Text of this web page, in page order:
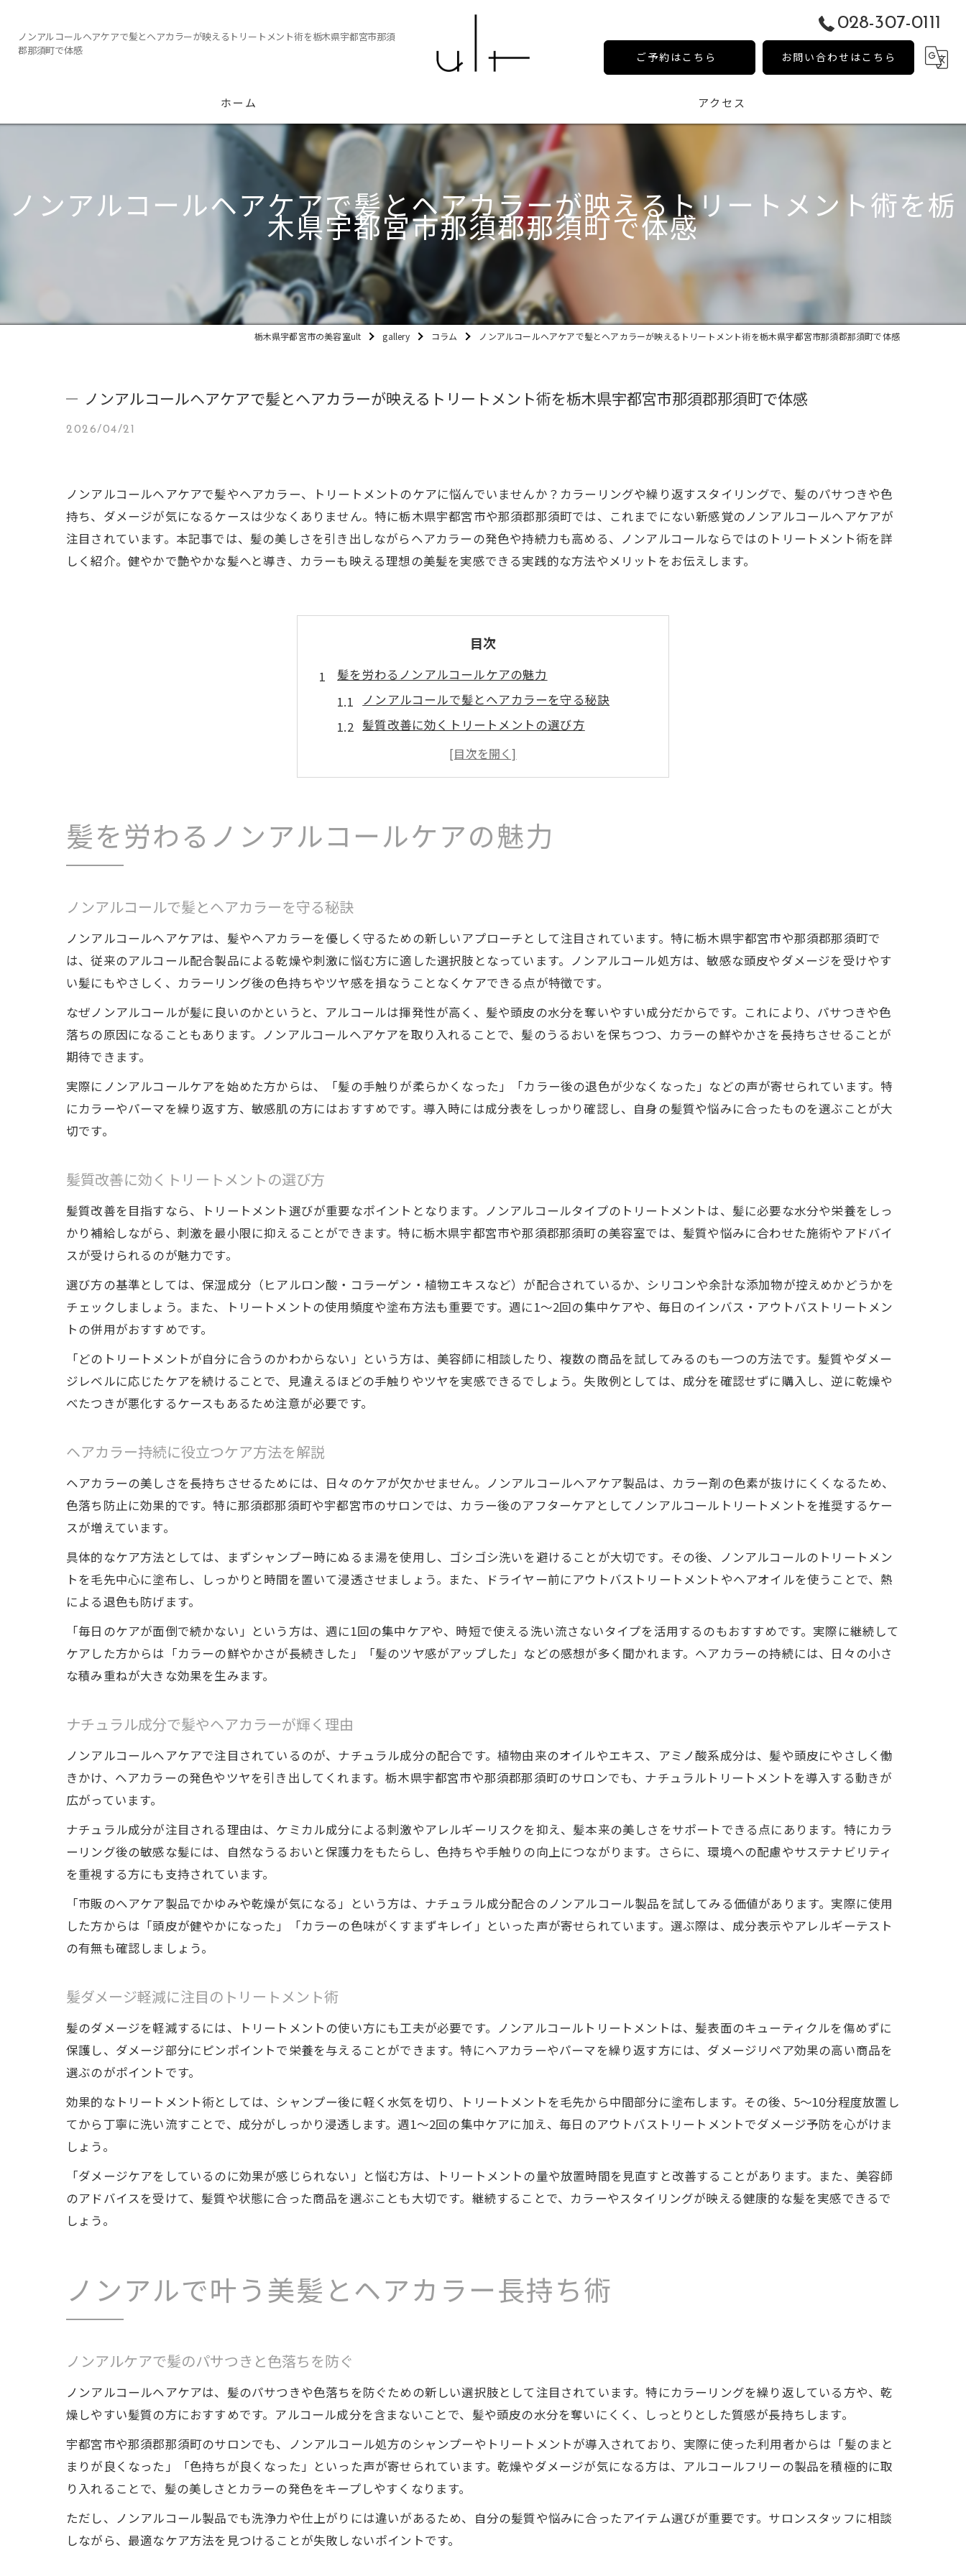
ノンアルコールヘアケアで髪とヘアカラーが映えるトリートメント術を栃木県宇都宮市那須
郡那須町で体感
028-307-0111
ご予約はこちら お問い合わせはこちら
ホーム アクセス
ノンアルコールヘアケアで髪とヘアカラーが映えるトリートメント術を栃
木県宇都宮市那須郡那須町で体感
栃木県宇都宮市の美容室ult gallery コラム ノンアルコールヘアケアで髪とヘアカラーが映えるトリートメント術を栃木県宇都宮市那須郡那須町で体感
ノンアルコールヘアケアで髪とヘアカラーが映えるトリートメント術を栃木県宇都宮市那須郡那須町で体感
2026/04/21
ノンアルコールヘアケアで髪やヘアカラー、トリートメントのケアに悩んでいませんか？カラーリングや繰り返すスタイリングで、髪のパサつきや色
持ち、ダメージが気になるケースは少なくありません。特に栃木県宇都宮市や那須郡那須町では、これまでにない新感覚のノンアルコールヘアケアが
注目されています。本記事では、髪の美しさを引き出しながらヘアカラーの発色や持続力も高める、ノンアルコールならではのトリートメント術を詳
しく紹介。健やかで艶やかな髪へと導き、カラーも映える理想の美髪を実感できる実践的な方法やメリットをお伝えします。
目次
髪を労わるノンアルコールケアの魅力
ノンアルコールで髪とヘアカラーを守る秘訣
髪質改善に効くトリートメントの選び方
ヘアカラー持続に役立つケア方法を解説
ナチュラル成分で髪やヘアカラーが輝く理由
ノンアルで叶う美髪とヘアカラー長持ち術
ノンアルケアで髪のパサつきと色落ちを防ぐ
トリートメントで美髪と発色を両立する秘訣
ヘアカラー映える髪へ導く新感覚トリートメント
ヘアカラーの映える髪に導くノンアルの利点
ダメージを抑えてヘアカラーを美しく保つ方法
ノンアル成分で髪とヘアカラーをサポート
髪ダメージを抑える毎日のトリートメント習慣
パサつきを解消する髪質別ケアポイント解説
ヘアカラー後のダメージを減らすケア秘訣
ヘアカラー後の髪を守るトリートメント活用法
髪質改善を叶えるトリートメント選びのコツ
ヘアカラーのダメージを抑えるケア習慣とは
髪とヘアカラーを保護するノンアルケア術
髪質に合うトリートメント選びのポイント
ヘアカラーの色持ち重視のケア術を解説
理想の髪へ導くトリートメントの選び方ガイド
髪を労わるノンアルコールケアの魅力
ノンアルコールで髪とヘアカラーを守る秘訣
ノンアルコールヘアケアは、髪やヘアカラーを優しく守るための新しいアプローチとして注目されています。特に栃木県宇都宮市や那須郡那須町で
は、従来のアルコール配合製品による乾燥や刺激に悩む方に適した選択肢となっています。ノンアルコール処方は、敏感な頭皮やダメージを受けやす
い髪にもやさしく、カラーリング後の色持ちやツヤ感を損なうことなくケアできる点が特徴です。
なぜノンアルコールが髪に良いのかというと、アルコールは揮発性が高く、髪や頭皮の水分を奪いやすい成分だからです。これにより、パサつきや色
落ちの原因になることもあります。ノンアルコールヘアケアを取り入れることで、髪のうるおいを保ちつつ、カラーの鮮やかさを長持ちさせることが
期待できます。
実際にノンアルコールケアを始めた方からは、「髪の手触りが柔らかくなった」「カラー後の退色が少なくなった」などの声が寄せられています。特
にカラーやパーマを繰り返す方、敏感肌の方にはおすすめです。導入時には成分表をしっかり確認し、自身の髪質や悩みに合ったものを選ぶことが大
切です。
髪質改善に効くトリートメントの選び方
髪質改善を目指すなら、トリートメント選びが重要なポイントとなります。ノンアルコールタイプのトリートメントは、髪に必要な水分や栄養をしっ
かり補給しながら、刺激を最小限に抑えることができます。特に栃木県宇都宮市や那須郡那須町の美容室では、髪質や悩みに合わせた施術やアドバイ
スが受けられるのが魅力です。
選び方の基準としては、保湿成分（ヒアルロン酸・コラーゲン・植物エキスなど）が配合されているか、シリコンや余計な添加物が控えめかどうかを
チェックしましょう。また、トリートメントの使用頻度や塗布方法も重要です。週に1〜2回の集中ケアや、毎日のインバス・アウトバストリートメン
トの併用がおすすめです。
「どのトリートメントが自分に合うのかわからない」という方は、美容師に相談したり、複数の商品を試してみるのも一つの方法です。髪質やダメー
ジレベルに応じたケアを続けることで、見違えるほどの手触りやツヤを実感できるでしょう。失敗例としては、成分を確認せずに購入し、逆に乾燥や
べたつきが悪化するケースもあるため注意が必要です。
ヘアカラー持続に役立つケア方法を解説
ヘアカラーの美しさを長持ちさせるためには、日々のケアが欠かせません。ノンアルコールヘアケア製品は、カラー剤の色素が抜けにくくなるため、
色落ち防止に効果的です。特に那須郡那須町や宇都宮市のサロンでは、カラー後のアフターケアとしてノンアルコールトリートメントを推奨するケー
スが増えています。
具体的なケア方法としては、まずシャンプー時にぬるま湯を使用し、ゴシゴシ洗いを避けることが大切です。その後、ノンアルコールのトリートメン
トを毛先中心に塗布し、しっかりと時間を置いて浸透させましょう。また、ドライヤー前にアウトバストリートメントやヘアオイルを使うことで、熱
による退色も防げます。
「毎日のケアが面倒で続かない」という方は、週に1回の集中ケアや、時短で使える洗い流さないタイプを活用するのもおすすめです。実際に継続して
ケアした方からは「カラーの鮮やかさが長続きした」「髪のツヤ感がアップした」などの感想が多く聞かれます。ヘアカラーの持続には、日々の小さ
な積み重ねが大きな効果を生みます。
ナチュラル成分で髪やヘアカラーが輝く理由
ノンアルコールヘアケアで注目されているのが、ナチュラル成分の配合です。植物由来のオイルやエキス、アミノ酸系成分は、髪や頭皮にやさしく働
きかけ、ヘアカラーの発色やツヤを引き出してくれます。栃木県宇都宮市や那須郡那須町のサロンでも、ナチュラルトリートメントを導入する動きが
広がっています。
ナチュラル成分が注目される理由は、ケミカル成分による刺激やアレルギーリスクを抑え、髪本来の美しさをサポートできる点にあります。特にカラ
ーリング後の敏感な髪には、自然なうるおいと保護力をもたらし、色持ちや手触りの向上につながります。さらに、環境への配慮やサステナビリティ
を重視する方にも支持されています。
「市販のヘアケア製品でかゆみや乾燥が気になる」という方は、ナチュラル成分配合のノンアルコール製品を試してみる価値があります。実際に使用
した方からは「頭皮が健やかになった」「カラーの色味がくすまずキレイ」といった声が寄せられています。選ぶ際は、成分表示やアレルギーテスト
の有無も確認しましょう。
髪ダメージ軽減に注目のトリートメント術
髪のダメージを軽減するには、トリートメントの使い方にも工夫が必要です。ノンアルコールトリートメントは、髪表面のキューティクルを傷めずに
保護し、ダメージ部分にピンポイントで栄養を与えることができます。特にヘアカラーやパーマを繰り返す方には、ダメージリペア効果の高い商品を
選ぶのがポイントです。
効果的なトリートメント術としては、シャンプー後に軽く水気を切り、トリートメントを毛先から中間部分に塗布します。その後、5〜10分程度放置し
てから丁寧に洗い流すことで、成分がしっかり浸透します。週1〜2回の集中ケアに加え、毎日のアウトバストリートメントでダメージ予防を心がけま
しょう。
「ダメージケアをしているのに効果が感じられない」と悩む方は、トリートメントの量や放置時間を見直すと改善することがあります。また、美容師
のアドバイスを受けて、髪質や状態に合った商品を選ぶことも大切です。継続することで、カラーやスタイリングが映える健康的な髪を実感できるで
しょう。
ノンアルで叶う美髪とヘアカラー長持ち術
ノンアルケアで髪のパサつきと色落ちを防ぐ
ノンアルコールヘアケアは、髪のパサつきや色落ちを防ぐための新しい選択肢として注目されています。特にカラーリングを繰り返している方や、乾
燥しやすい髪質の方におすすめです。アルコール成分を含まないことで、髪や頭皮の水分を奪いにくく、しっとりとした質感が長持ちします。
宇都宮市や那須郡那須町のサロンでも、ノンアルコール処方のシャンプーやトリートメントが導入されており、実際に使った利用者からは「髪のまと
まりが良くなった」「色持ちが良くなった」といった声が寄せられています。乾燥やダメージが気になる方は、アルコールフリーの製品を積極的に取
り入れることで、髪の美しさとカラーの発色をキープしやすくなります。
ただし、ノンアルコール製品でも洗浄力や仕上がりには違いがあるため、自分の髪質や悩みに合ったアイテム選びが重要です。サロンスタッフに相談
しながら、最適なケア方法を見つけることが失敗しないポイントです。